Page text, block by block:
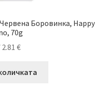
Боровинка, Happy
70g
2.81 €